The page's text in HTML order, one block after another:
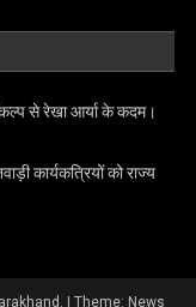
से रेखा आर्या के कदम।
कार्यकत्रियों को राज्य
Theme: News